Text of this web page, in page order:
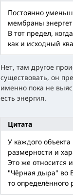
Постоянно
мембраны
В тот предел,
как и исходный
Нет, там другое
существовать, он
именно пока не
есть энергия.
Цитата
У каждого
размерности и
Это же относится
"Чёрная дыра" во
то определённого